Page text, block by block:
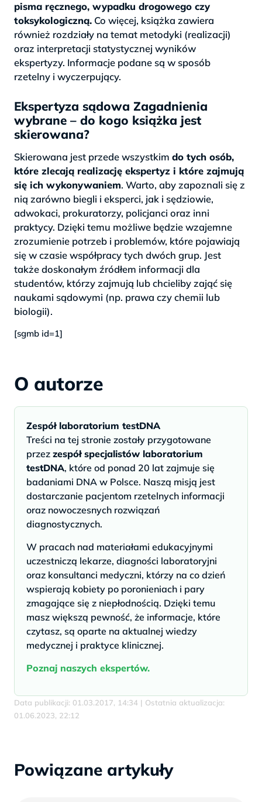
pisma ręcznego, wypadku drogowego czy
toksykologiczną. Co więcej, książka zawiera
również rozdziały na temat metodyki (realizacji)
oraz interpretacji statystycznej wyników
ekspertyzy. Informacje podane są w sposób
rzetelny i wyczerpujący.
Ekspertyza sądowa Zagadnienia
wybrane – do kogo książka jest
skierowana?
Skierowana jest przede wszystkim do tych osób,
które zlecają realizację ekspertyz i które zajmują
się ich wykonywaniem. Warto, aby zapoznali się z
nią zarówno biegli i eksperci, jak i sędziowie,
adwokaci, prokuratorzy, policjanci oraz inni
praktycy. Dzięki temu możliwe będzie wzajemne
zrozumienie potrzeb i problemów, które pojawiają
się w czasie współpracy tych dwóch grup. Jest
także doskonałym źródłem informacji dla
studentów, którzy zajmują lub chcieliby zająć się
naukami sądowymi (np. prawa czy chemii lub
biologii).
[sgmb id=1]
O autorze
Zespół laboratorium testDNA
Treści na tej stronie zostały przygotowane
przez zespół specjalistów laboratorium
testDNA, które od ponad 20 lat zajmuje się
badaniami DNA w Polsce. Naszą misją jest
dostarczanie pacjentom rzetelnych informacji
oraz nowoczesnych rozwiązań
diagnostycznych.
W pracach nad materiałami edukacyjnymi
uczestniczą lekarze, diagności laboratoryjni
oraz konsultanci medyczni, którzy na co dzień
wspierają kobiety po poronieniach i pary
zmagające się z niepłodnością. Dzięki temu
masz większą pewność, że informacje, które
czytasz, są oparte na aktualnej wiedzy
medycznej i praktyce klinicznej.
Poznaj naszych ekspertów.
Data publikacji: 01.03.2017, 14:34 | Ostatnia aktualizacja:
01.06.2023, 22:12
Powiązane artykuły